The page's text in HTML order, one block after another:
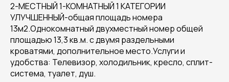
2-МЕСТНЫЙ 1-КОМНАТНЫЙ 1 КАТЕГОРИИ
УЛУЧШЕННЫЙ-общая площадь номера
13м2.Однокомнатный двухместный номер общей
площадью 13,3 кв.м. с двумя раздельными
кроватями, дополнительное место.Услуги и
удобства: Телевизор, холодильник, кресло, сплит-
система, туалет, душ.